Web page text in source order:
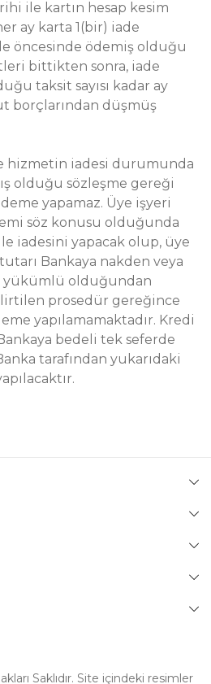
ile kartın hesap kesim
ay karta 1(bir) iade
öncesinde ödemiş olduğu
bittikten sonra, iade
taksit sayısı kadar ay
borçlarından düşmüş
hizmetin iadesi durumunda
olduğu sözleşme gereği
yapamaz. Üye işyeri
söz konusu olduğunda
ile iadesini yapacak olup, üye
Bankaya nakden veya
yükümlü olduğundan
prosedür gereğince
yapılamamaktadır. Kredi
Bankaya bedeli tek seferde
tarafından yukarıdaki
Saklıdır. Site içindeki resimler